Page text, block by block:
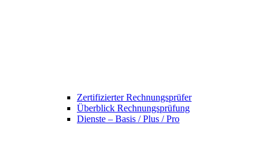
Zertifizierter Rechnungsprüfer
Überblick Rechnungsprüfung
Dienste – Basis / Plus / Pro